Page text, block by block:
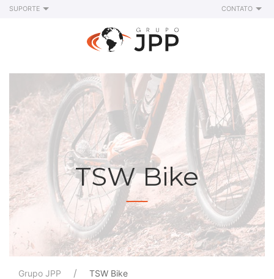
SUPORTE CONTATO
TSW Bike
Grupo JPP TSW Bike